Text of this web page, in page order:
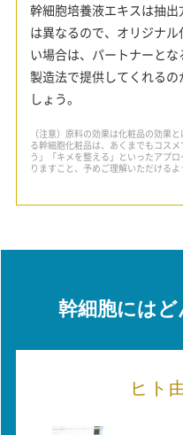
幹細胞培養液エキスは抽
は異なるので、オリジナ
い場合は、パートナーと
製造法で提供してくれる
しょう。
（注意）原料の効果は化粧品の効果
る幹細胞化粧品は、あくまでもコス
う」「キメを整える」といったアプ
りますこと、予めご理解いただけるよ
幹細胞にはど
ヒト